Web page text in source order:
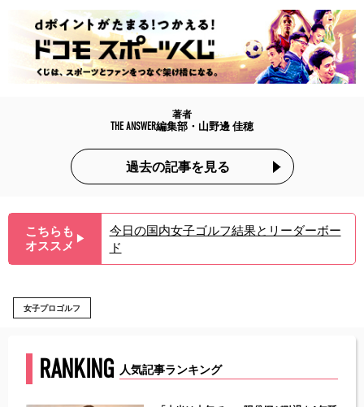
著者
THE ANSWER編集部・山野邊 佳穂
過去の記事を見る
こちらも
オススメ ▶︎
今日の国内女子ゴルフ結果とリーダーボー
ド
女子プロゴルフ
RANKING 人気記事ランキング